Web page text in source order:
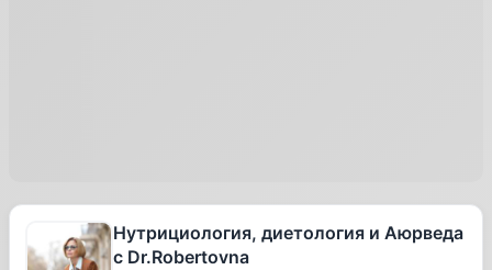
Нутрициология, диетология и Аюрведа
с Dr.Robertovna